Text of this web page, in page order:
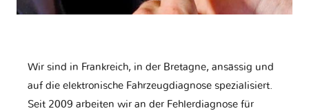
Wir sind in Frankreich, in der Bretagne, ansässig und
auf die elektronische Fahrzeugdiagnose spezialisiert.
Seit 2009 arbeiten wir an der Fehlerdiagnose für